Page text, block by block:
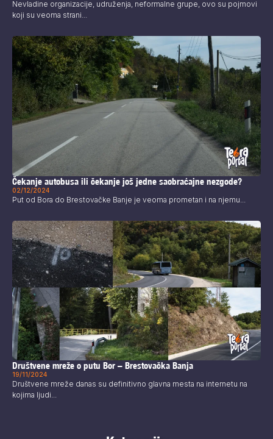
Nevladine organizacije, udruženja, neformalne grupe, ovo su pojmovi
koji su veoma strani...
Čekanje autobusa ili čekanje još jedne saobraćajne nezgode?
02/12/2024
Put od Bora do Brestovačke Banje je veoma prometan i na njemu...
Društvene mreže o putu Bor – Brestovačka Banja
19/11/2024
Društvene mreže danas su definitivno glavna mesta na internetu na
kojima ljudi...